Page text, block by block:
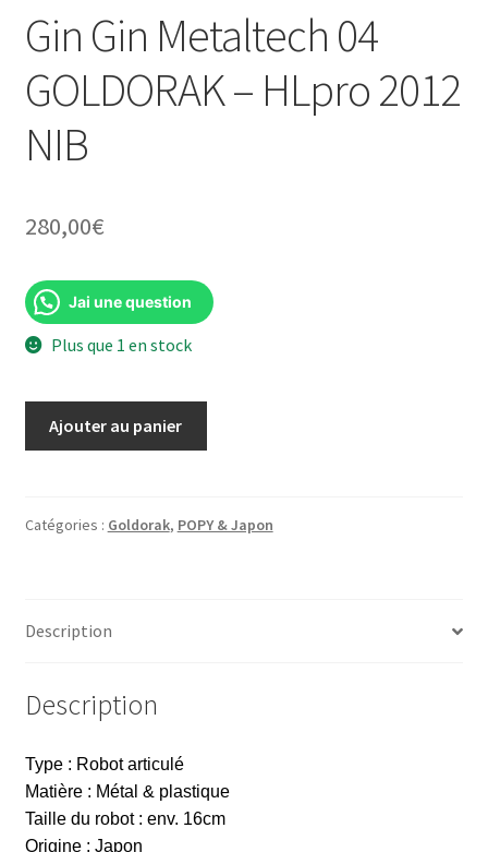
Gin Gin Metaltech 04
GOLDORAK – HLpro 2012
NIB
280,00€
Jai une question
Plus que 1 en stock
Metaltech
HLpro
Ajouter au panier
Catégories : Goldorak, POPY & Japon
Description
Description
Type : Robot articulé
Matière : Métal & plastique
Taille du robot : env. 16cm
Origine : Japon